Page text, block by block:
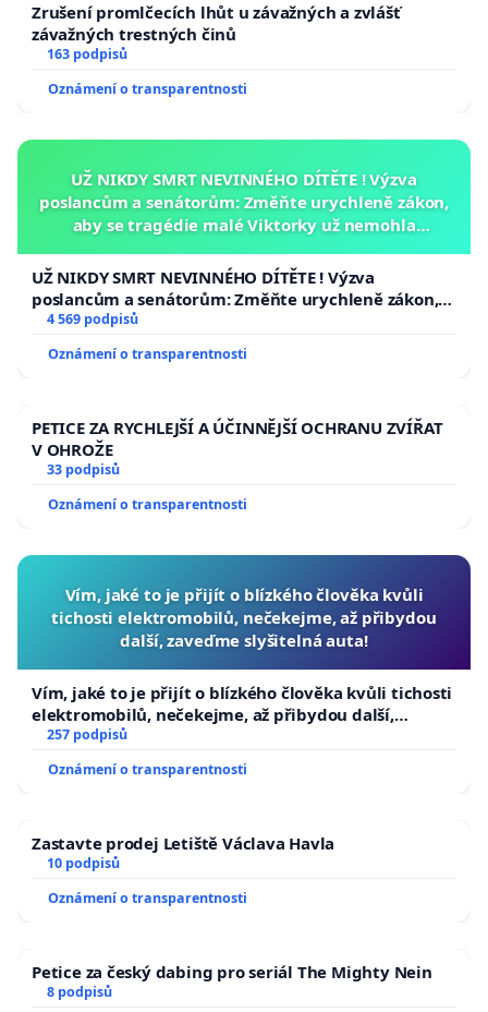
Zrušení promlčecích lhůt u závažných a zvlášť
závažných trestných činů
163 podpisů
Oznámení o transparentnosti
UŽ NIKDY SMRT NEVINNÉHO DÍTĚTE ! Výzva
poslancům a senátorům: Změňte urychleně zákon,
aby se tragédie malé Viktorky už nemohla
UŽ NIKDY SMRT NEVINNÉHO DÍTĚTE ! Výzva
poslancům a senátorům: Změňte urychleně zákon,
aby se tragédie malé Viktorky už nemohla opakovat!
4 569 podpisů
Oznámení o transparentnosti
PETICE ZA RYCHLEJŠÍ A ÚČINNĚJŠÍ OCHRANU ZVÍŘAT
V OHROŽE
33 podpisů
Oznámení o transparentnosti
Vím, jaké to je přijít o blízkého člověka kvůli
tichosti elektromobilů, nečekejme, až přibydou
další, zaveďme slyšitelná auta!
Vím, jaké to je přijít o blízkého člověka kvůli tichosti
elektromobilů, nečekejme, až přibydou další,
zaveďme slyšitelná auta!
257 podpisů
Oznámení o transparentnosti
Zastavte prodej Letiště Václava Havla
10 podpisů
Oznámení o transparentnosti
Petice za český dabing pro seriál The Mighty Nein
8 podpisů